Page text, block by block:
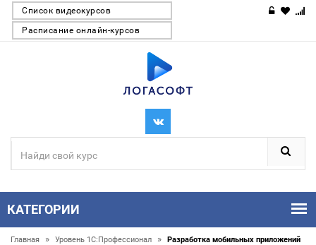
Список видеокурсов
Расписание онлайн-курсов
КАТЕГОРИИ
Главная » Уровень 1С:Профессионал »
Разработка мобильных приложений